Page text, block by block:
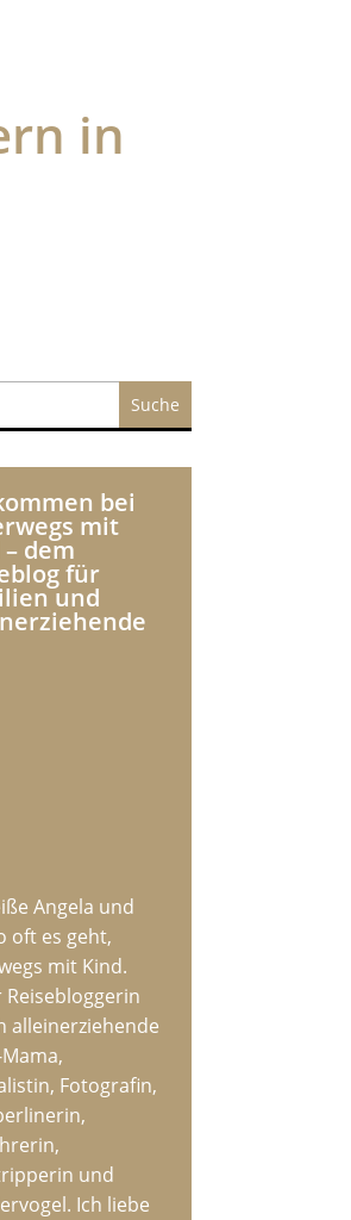
in
bei
mit
dem
für
und
Angela und
oft es geht,
mit Kind.
Reisebloggerin
alleinerziehende
Fotografin,
und
Ich liebe